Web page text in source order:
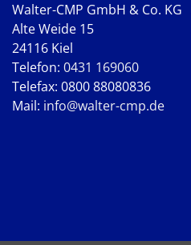
Walter-CMP GmbH & Co. KG
Alte Weide 15
24116 Kiel
Telefon: 0431 169060
Telefax: 0800 88080836
Mail: info@walter-cmp.de